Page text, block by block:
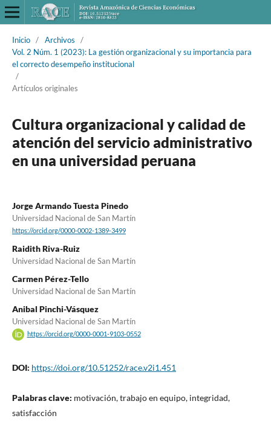
Inicio / Archivos
/
Vol. 2 Núm. 1 (2023): La gestión organizacional y su importancia para
el correcto desempeño institucional
/
Artículos originales
Cultura organizacional y calidad de
atención del servicio administrativo
en una universidad peruana
Jorge Armando Tuesta Pinedo
Universidad Nacional de San Martín
https://orcid.org/0000-0002-1389-3499
Raidith Riva-Ruiz
Universidad Nacional de San Martín
Carmen Pérez-Tello
Universidad Nacional de San Martín
Anibal Pinchi-Vásquez
Universidad Nacional de San Martín
https://orcid.org/0000-0001-9103-0552
DOI: https://doi.org/10.51252/race.v2i1.451
Palabras clave: motivación, trabajo en equipo, integridad,
satisfacción